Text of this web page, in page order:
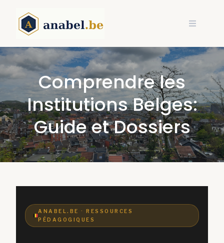
content
Comprendre les
Institutions Belges:
Guide et Dossiers
ANABEL.BE · RESSOURCES
PÉDAGOGIQUES